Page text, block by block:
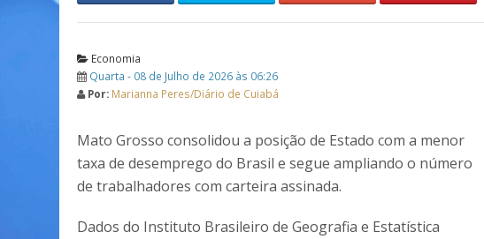
Economia
Quarta - 08 de Julho de 2026 às 06:26
Por: Marianna Peres/Diário de Cuiabá
Mato Grosso consolidou a posição de Estado com a menor
taxa de desemprego do Brasil e segue ampliando o número
de trabalhadores com carteira assinada.
Dados do Instituto Brasileiro de Geografia e Estatística